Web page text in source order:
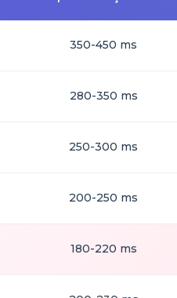
350-450 ms
280-350 ms
250-300 ms
200-250 ms
180-220 ms